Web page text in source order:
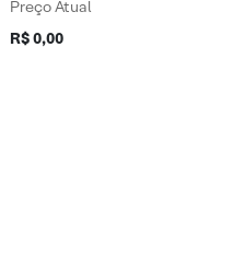
Preço Atual
R$ 0,00